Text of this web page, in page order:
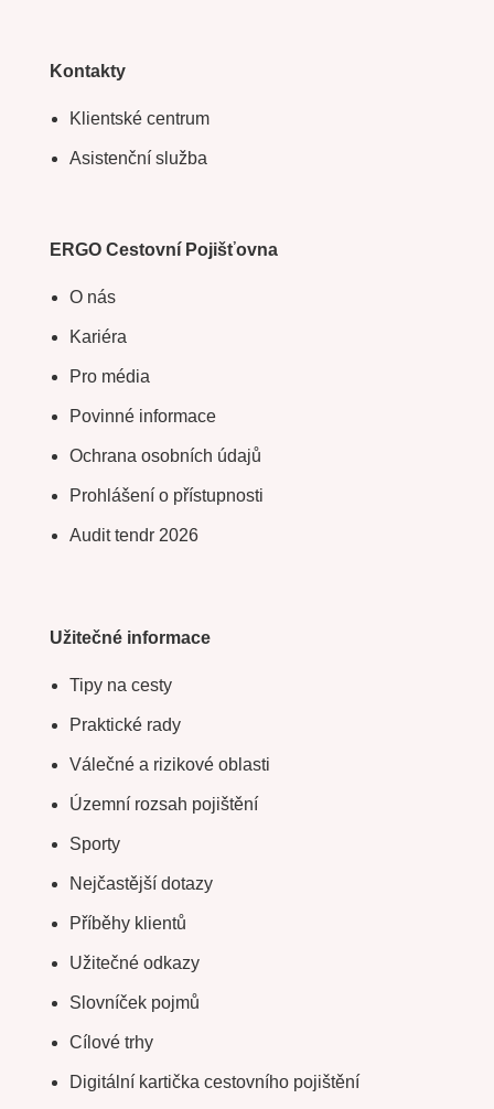
Kontakty
Klientské centrum
Asistenční služba
ERGO Cestovní Pojišťovna
O nás
Kariéra
Pro média
Povinné informace
Ochrana osobních údajů
Prohlášení o přístupnosti
Audit tendr 2026
Užitečné informace
Tipy na cesty
Praktické rady
Válečné a rizikové oblasti
Územní rozsah pojištění
Sporty
Nejčastější dotazy
Příběhy klientů
Užitečné odkazy
Slovníček pojmů
Cílové trhy
Digitální kartička cestovního pojištění